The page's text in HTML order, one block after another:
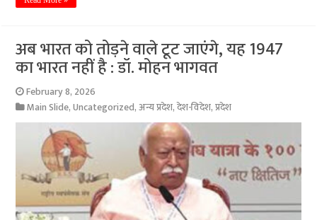
अब भारत को तोड़ने वाले टूट जाएंगे, यह 1947
का भारत नहीं है : डॉ. मोहन भागवत
February 8, 2026
Main Slide,Uncategorized,अन्य प्रदेश,देश-विदेश,प्रदेश